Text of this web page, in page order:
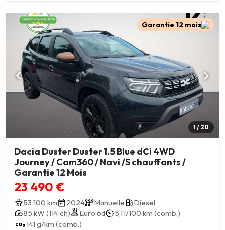
Garantie 12 mois
1 / 20
Dacia Duster Duster 1.5 Blue dCi 4WD
Journey / Cam360 / Navi /S chauffants /
Garantie 12 Mois
23 490 €
53 100 km 2024 Manuelle
Diesel
85 kW (114 ch)
Euro 6d
5,1 l/100 km (comb.)
141 g/km (comb.)